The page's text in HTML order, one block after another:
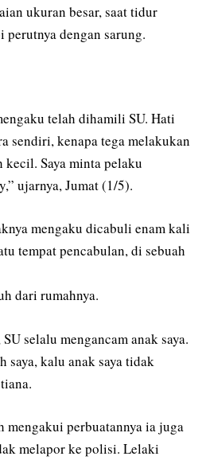
ukuran besar, saat tidur
perutnya dengan sarung.
telah dihamili SU. Hati
sendiri, kenapa tega melakukan
kecil. Saya minta pelaku
ujarnya, Jumat (1/5).
mengaku dicabuli enam kali
tempat pencabulan, di sebuah
dari rumahnya.
selalu mengancam anak saya.
saya, kalu anak saya tidak
mengakui perbuatannya ia juga
melapor ke polisi. Lelaki